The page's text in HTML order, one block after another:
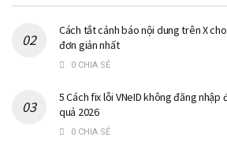
Cách tắt cảnh báo nội dung trên X
đơn giản nhất
0 CHIA SẺ
5 Cách fix lỗi VNeID không đăng
quả 2026
0 CHIA SẺ